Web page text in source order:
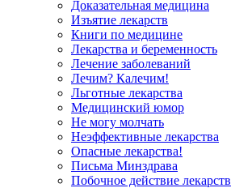
Доказательная медицина
Изъятие лекарств
Книги по медицине
Лекарства и беременность
Лечение заболеваний
Лечим? Калечим!
Льготные лекарства
Медицинский юмор
Не могу молчать
Неэффективные лекарства
Опасные лекарства!
Письма Минздрава
Побочное действие лекарств